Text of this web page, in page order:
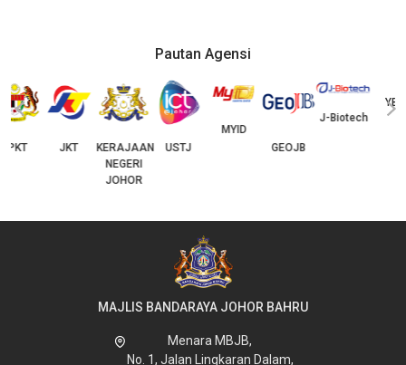
Pautan Agensi
KERAJAAN
NEGERI
JOHOR
USTJ
GEOJB
J-Biotech
‹ ›
MAJLIS BANDARAYA JOHOR BAHRU
Menara MBJB,
No. 1, Jalan Lingkaran Dalam,